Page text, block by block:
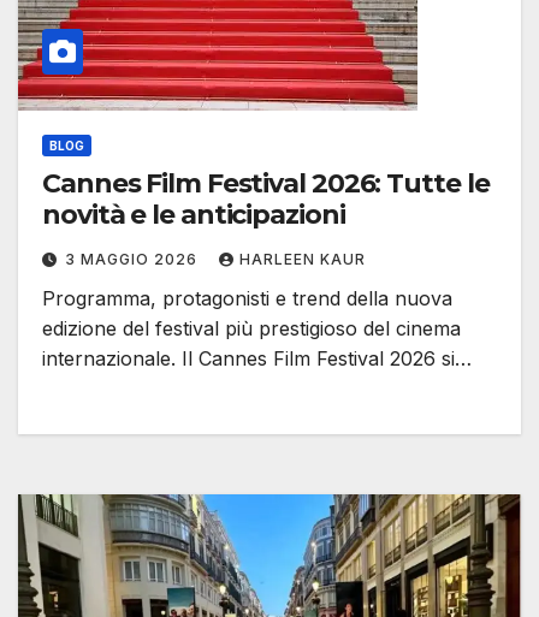
BLOG
Cannes Film Festival 2026: Tutte le
novità e le anticipazioni
3 MAGGIO 2026 HARLEEN KAUR
Programma, protagonisti e trend della nuova
edizione del festival più prestigioso del cinema
internazionale. Il Cannes Film Festival 2026 si…